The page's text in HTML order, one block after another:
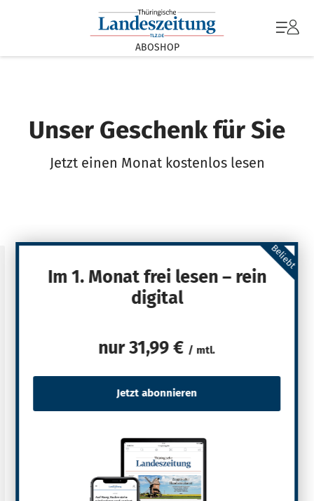
ABOSHOP
Unser Geschenk für Sie
Jetzt einen Monat kostenlos lesen
Beliebt
Im 1. Monat frei lesen – rein
digital
nur31,99 € / mtl.